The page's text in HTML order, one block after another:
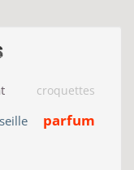
croquettes
parfum